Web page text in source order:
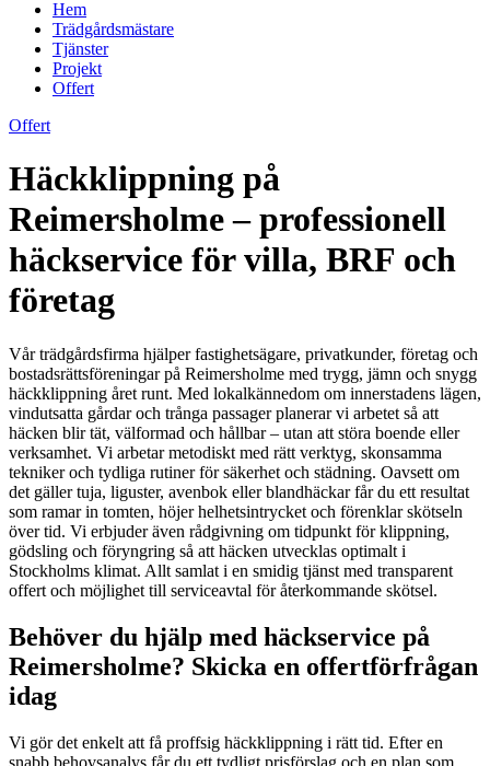
Hem
Trädgårdsmästare
Tjänster
Projekt
Offert
Offert
Häckklippning på
Reimersholme – professionell
häckservice för villa, BRF och
företag
Vår trädgårdsfirma hjälper fastighetsägare, privatkunder, företag och
bostadsrättsföreningar på Reimersholme med trygg, jämn och snygg
häckklippning året runt. Med lokalkännedom om innerstadens lägen,
vindutsatta gårdar och trånga passager planerar vi arbetet så att
häcken blir tät, välformad och hållbar – utan att störa boende eller
verksamhet. Vi arbetar metodiskt med rätt verktyg, skonsamma
tekniker och tydliga rutiner för säkerhet och städning. Oavsett om
det gäller tuja, liguster, avenbok eller blandhäckar får du ett resultat
som ramar in tomten, höjer helhetsintrycket och förenklar skötseln
över tid. Vi erbjuder även rådgivning om tidpunkt för klippning,
gödsling och föryngring så att häcken utvecklas optimalt i
Stockholms klimat. Allt samlat i en smidig tjänst med transparent
offert och möjlighet till serviceavtal för återkommande skötsel.
Behöver du hjälp med häckservice på
Reimersholme? Skicka en offertförfrågan
idag
Vi gör det enkelt att få proffsig häckklippning i rätt tid. Efter en
snabb behovsanalys får du ett tydligt prisförslag och en plan som